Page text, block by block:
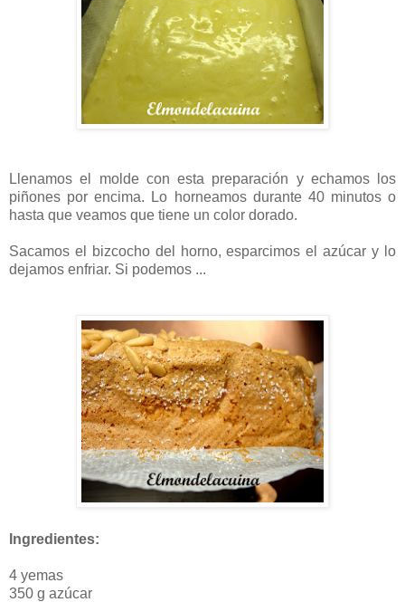
Llenamos el molde con esta preparación y echamos los
piñones por encima. Lo horneamos durante 40 minutos o
hasta que veamos que tiene un color dorado.
Sacamos el bizcocho del horno, esparcimos el azúcar y lo
dejamos enfriar. Si podemos ...
Ingredientes:
4 yemas
350 g azúcar